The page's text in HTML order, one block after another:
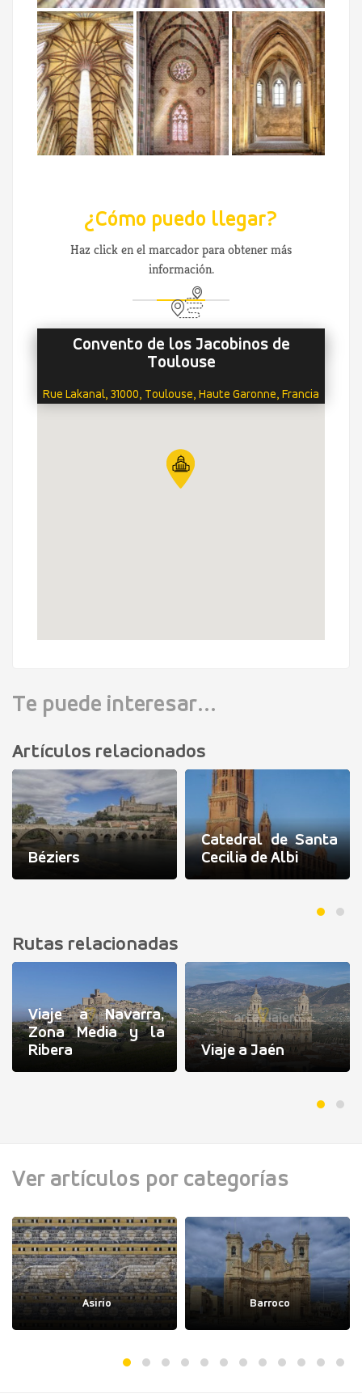
¿Cómo puedo llegar?
Haz click en el marcador para obtener más
información.
Convento de los Jacobinos de
Toulouse
Rue Lakanal, 31000, Toulouse, Haute Garonne, Francia
Te puede interesar...
Artículos relacionados
Béziers
Catedral de Santa
Cecilia de Albi
Rutas relacionadas
Viaje a Navarra,
Zona Media y la
Ribera
Viaje a Jaén
Ver artículos por categorías
Asirio Barroco